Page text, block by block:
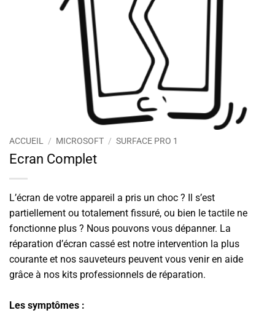
ACCUEIL / MICROSOFT / SURFACE PRO 1
Ecran Complet
L’écran de votre appareil a pris un choc ? Il s’est
partiellement ou totalement fissuré, ou bien le tactile ne
fonctionne plus ? Nous pouvons vous dépanner. La
réparation d’écran cassé est notre intervention la plus
courante et nos sauveteurs peuvent vous venir en aide
grâce à nos kits professionnels de réparation.
Les symptômes :